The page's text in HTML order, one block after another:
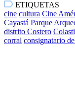
ETIQUETAS
cine cultura Cine
Cayastá Parque
distrito Costero
corral consignatario